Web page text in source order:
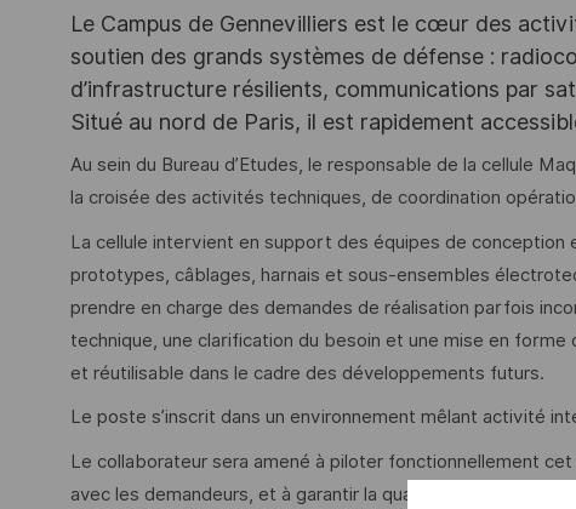
Le Campus de Gennevilliers est le cœur des
soutien des grands systèmes de défense :
d’infrastructure résilients, communications par
Situé au nord de Paris, il est rapidement
Au sein du Bureau d’Etudes, le responsable de la cellule
la croisée des activités techniques, de coordination
La cellule intervient en support des équipes de
prototypes, câblages, harnais et sous-ensembles
prendre en charge des demandes de réalisation parfois
technique, une clarification du besoin et une mise en
et réutilisable dans le cadre des développements futurs.
Le poste s’inscrit dans un environnement mêlant activité
Le collaborateur sera amené à piloter fonctionnellement
avec les demandeurs, et à garantir la qualité, les coûts et